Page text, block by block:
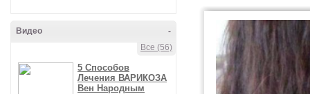
-
Видео
Все (56)
5 Способов
Лечения ВАРИКОЗА
Вен Народным